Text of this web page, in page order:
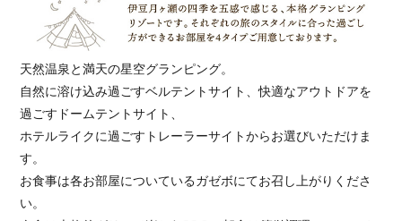
天然温泉と満天の星空グランピング。
自然に溶け込み過ごすベルテントサイト、快適なアウトドアを
過ごすドームテントサイト、
ホテルライクに過ごすトレーラーサイトからお選びいただけま
す。
お食事は各お部屋についているガゼボにてお召し上がりくださ
い。